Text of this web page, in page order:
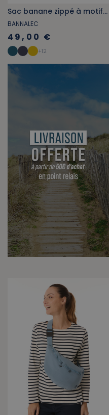
Sac banane zippé à motifs flore marine
BANNALEC
49,00 €
+12